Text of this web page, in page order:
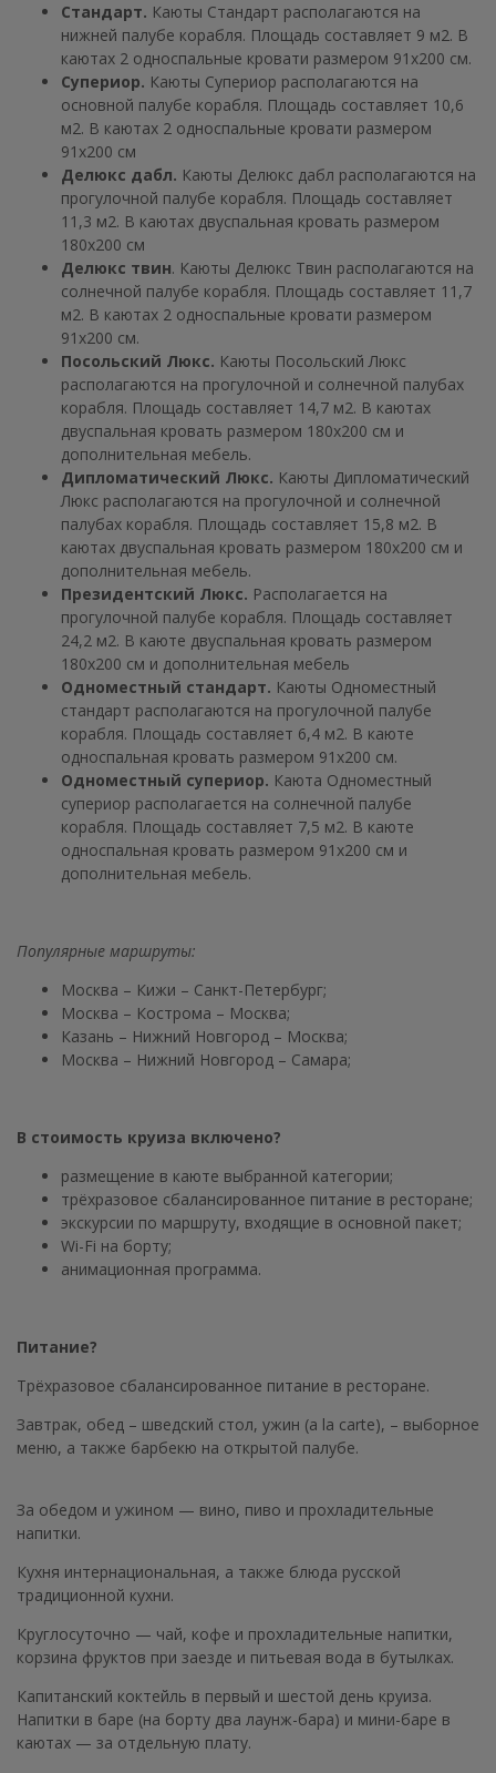
Стандарт. Каюты Стандарт располагаются на
нижней палубе корабля. Площадь составляет 9 м2. В
каютах 2 односпальные кровати размером 91х200 см.
Супериор. Каюты Супериор располагаются на
основной палубе корабля. Площадь составляет 10,6
м2. В каютах 2 односпальные кровати размером
91х200 см
Делюкс дабл. Каюты Делюкс дабл располагаются на
прогулочной палубе корабля. Площадь составляет
11,3 м2. В каютах двуспальная кровать размером
180х200 см
Делюкс твин. Каюты Делюкс Твин располагаются на
солнечной палубе корабля. Площадь составляет 11,7
м2. В каютах 2 односпальные кровати размером
91х200 см.
Посольский Люкс. Каюты Посольский Люкс
располагаются на прогулочной и солнечной палубах
корабля. Площадь составляет 14,7 м2. В каютах
двуспальная кровать размером 180х200 см и
дополнительная мебель.
Дипломатический Люкс. Каюты Дипломатический
Люкс располагаются на прогулочной и солнечной
палубах корабля. Площадь составляет 15,8 м2. В
каютах двуспальная кровать размером 180х200 см и
дополнительная мебель.
Президентский Люкс. Располагается на
прогулочной палубе корабля. Площадь составляет
24,2 м2. В каюте двуспальная кровать размером
180х200 см и дополнительная мебель
Одноместный стандарт. Каюты Одноместный
стандарт располагаются на прогулочной палубе
корабля. Площадь составляет 6,4 м2. В каюте
односпальная кровать размером 91х200 см.
Одноместный супериор. Каюта Одноместный
супериор располагается на солнечной палубе
корабля. Площадь составляет 7,5 м2. В каюте
односпальная кровать размером 91х200 см и
дополнительная мебель.
Популярные маршруты:
Москва – Кижи – Санкт-Петербург;
Москва – Кострома – Москва;
Казань – Нижний Новгород – Москва;
Москва – Нижний Новгород – Самара;
В стоимость круиза включено?
размещение в каюте выбранной категории;
трёхразовое сбалансированное питание в ресторане;
экскурсии по маршруту, входящие в основной пакет;
Wi-Fi на борту;
анимационная программа.
Питание?
Трёхразовое сбалансированное питание в ресторане.
Завтрак, обед – шведский стол, ужин (a la carte), – выборное
меню, а также барбекю на открытой палубе.
За обедом и ужином — вино, пиво и прохладительные
напитки.
Кухня интернациональная, а также блюда русской
традиционной кухни.
Круглосуточно — чай, кофе и прохладительные напитки,
корзина фруктов при заезде и питьевая вода в бутылках.
Капитанский коктейль в первый и шестой день круиза.
Напитки в баре (на борту два лаунж-бара) и мини-баре в
каютах — за отдельную плату.